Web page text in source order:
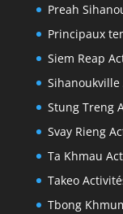
Preah
Principaux
Siem Reap
Stung Treng
Svay Rieng
Ta Khmau
Takeo
Tbong